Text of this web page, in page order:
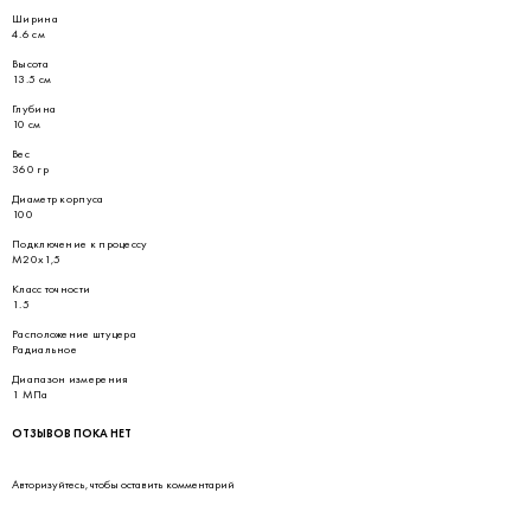
Ширина
4.6 см
Высота
13.5 см
Глубина
10 см
Вес
360 гр
Диаметр корпуса
100
Подключение к процессу
М20х1,5
Класс точности
1.5
Расположение штуцера
Радиальное
Диапазон измерения
1 МПа
ОТЗЫВОВ ПОКА НЕТ
Авторизуйтесь, чтобы оставить комментарий